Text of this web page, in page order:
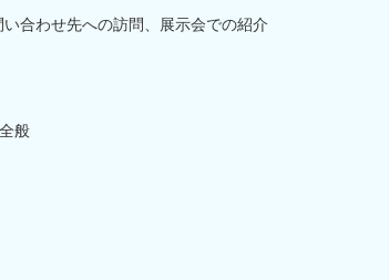
合わせ先への訪問、展示会での紹介
般